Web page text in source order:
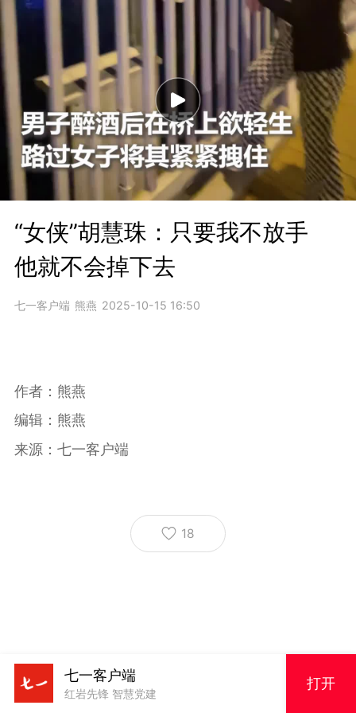
“女侠”胡慧珠：只要我不放手
他就不会掉下去
七一客户端 熊燕 2025-10-15 16:50
作者：熊燕
编辑：熊燕
来源：七一客户端
18
七一客户端
红岩先锋 智慧党建
打开